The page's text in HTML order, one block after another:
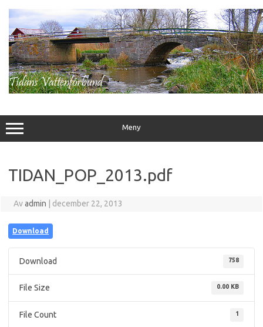
innehåll
Meny
TIDAN_POP_2013.pdf
Avadmin december 22, 2013
Download
Download 758
File Size 0.00 KB
File Count 1